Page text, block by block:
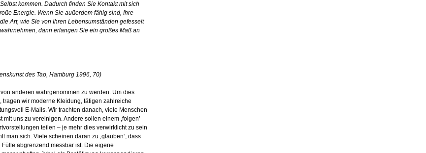
kommen. Dadurch finden Sie Kontakt mit sich
Energie. Wenn Sie außerdem fähig sind, Ihre
Art, wie Sie von Ihren Lebensumständen gefesselt
dann erlangen Sie ein großes Maß an
des Tao, Hamburg 1996, 70)
anderen wahrgenommen zu werden. Um dies
tragen wir moderne Kleidung, tätigen zahlreiche
E-Mails. Wir trachten danach, viele Menschen
uns zu vereinigen. Andere sollen einem ‚folgen’
teilen – je mehr dies verwirklicht zu sein
man sich. Viele scheinen daran zu ‚glauben‘, dass
abgrenzend messbar ist. Die eigene